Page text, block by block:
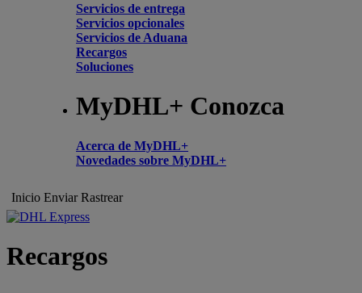
Servicios de entrega
Servicios opcionales
Servicios de Aduana
Recargos
Soluciones
MyDHL+ Conozca
Acerca de MyDHL+
Novedades sobre MyDHL+
Inicio Enviar Rastrear
Recargos